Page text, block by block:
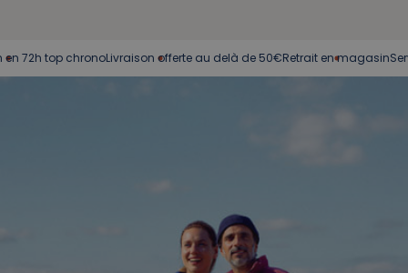
top chronoLivraison offerte au delà de 50€Retrait en magasinService